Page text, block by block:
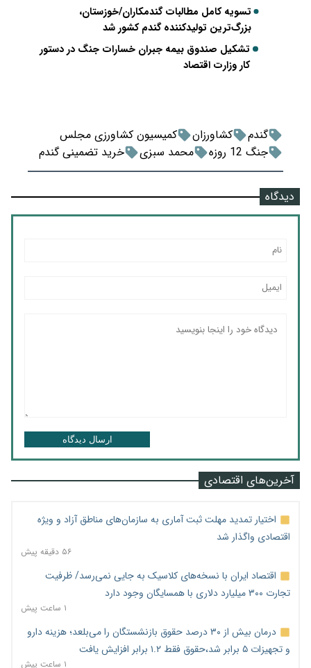
تسویه کامل مطالبات گندمکاران/خوزستان،
بزرگ‌ترین تولیدکننده گندم کشور شد
تشکیل صندوق بیمه جبران خسارات جنگ در دستور
کار وزارت اقتصاد
گندم کشاورزان
کمیسیون کشاورزی مجلس
جنگ 12 روزه
محمد سبزی خرید تضمینی گندم
دیدگاه
ارسال دیدگاه
آخرین‌های اقتصادی
اختیار تمدید مهلت ثبت آماری به سازمان‌های مناطق آزاد و ویژه
اقتصادی واگذار شد
۵۶ دقیقه پیش
اقتصاد ایران با نسخه‌های کلاسیک به جایی نمی‌رسد/ ظرفیت
تجارت ۳۰۰ میلیارد دلاری با همسایگان وجود دارد
۱ ساعت پیش
درمان بیش از ۳۰ درصد حقوق بازنشستگان را می‌بلعد؛ هزینه دارو
و تجهیزات ۵ برابر شد،حقوق فقط ۱.۲ برابر افزایش یافت
۱ ساعت پیش